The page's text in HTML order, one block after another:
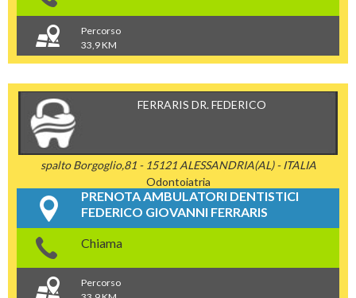
Percorso
33,9 KM
FERRARIS DR. FEDERICO
spalto Borgoglio,81 - 15121 ALESSANDRIA(AL) - ITALIA
Odontoiatria
PRENOTA AMBULATORI DENTISTICI
FEDERICO GIOVANNI FERRARIS
Chiama
Percorso